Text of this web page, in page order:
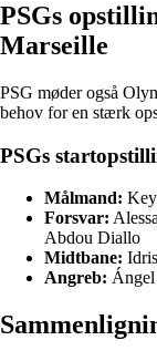
PSGs
Marseille
PSG møder også
behov for en stærk
PSGs
Målmand:
Forsvar:
Abdou Diallo
Midtbane:
Angreb: